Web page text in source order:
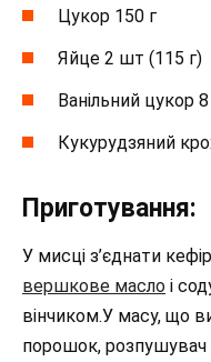
Цукор 150 г
Яйце 2 шт (115 г)
Ванільний цукор 8
Кукурудзяний
Приготування:
У мисці з’єднати
вершкове масло і
вінчиком.У масу, що
порошок, розпушувач